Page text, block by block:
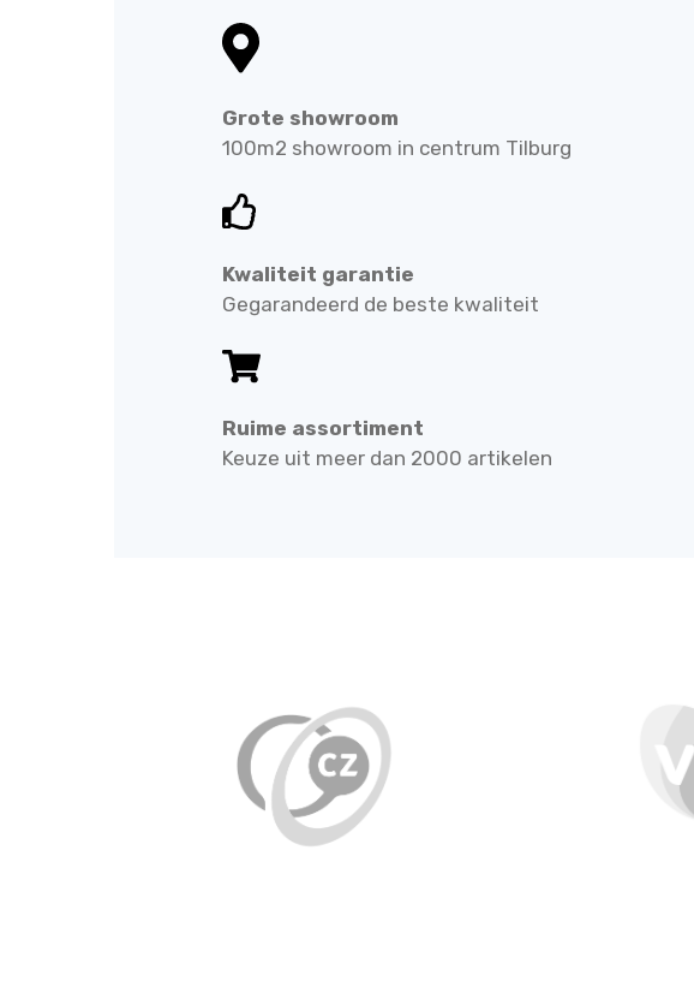
Grote showroom
100m2 showroom in centrum Tilburg
Kwaliteit garantie
Gegarandeerd de beste kwaliteit
Ruime assortiment
Keuze uit meer dan 2000 artikelen